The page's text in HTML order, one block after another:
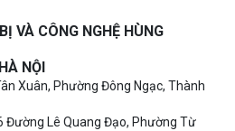
VÀ CÔNG NGHỆ HÙNG
NỘI
Xuân, Phường Đông Ngạc, Thành
Đường Lê Quang Đạo, Phường Từ